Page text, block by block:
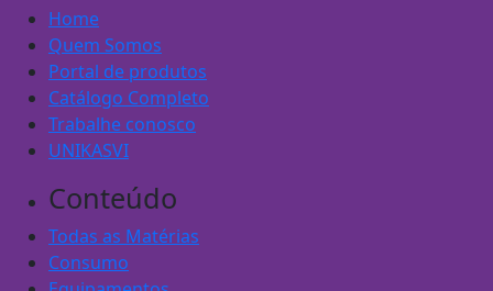
Home
Quem Somos
Portal de produtos
Catálogo Completo
Trabalhe conosco
UNIKASVI
Conteúdo
Todas as Matérias
Consumo